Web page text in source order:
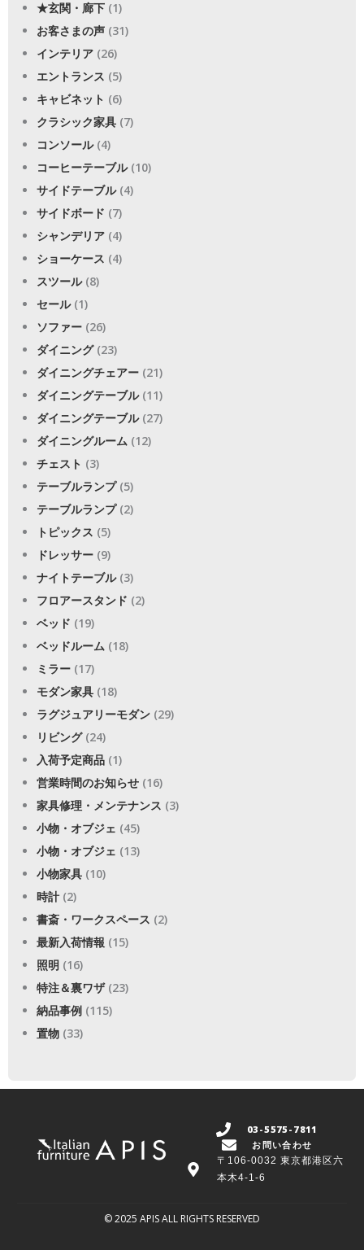
★玄関・廊下 (1)
お客さまの声 (31)
インテリア (26)
エントランス (5)
キャビネット (6)
クラシック家具 (7)
コンソール(4)
コーヒーテーブル(10)
サイドテーブル(4)
サイドボード (7)
シャンデリア (4)
ショーケース (4)
スツール(8)
セール(1)
ソファー (26)
ダイニング(23)
ダイニングチェアー (21)
ダイニングテーブル(11)
ダイニングテーブル(27)
ダイニングルーム (12)
チェスト (3)
テーブルランプ(5)
テーブルランプ(2)
トピックス (5)
ドレッサー (9)
ナイトテーブル(3)
フロアースタンド (2)
ベッド (19)
ベッドルーム (18)
ミラー (17)
モダン家具 (18)
ラグジュアリーモダン (29)
リビング(24)
入荷予定商品 (1)
営業時間のお知らせ (16)
家具修理・メンテナンス (3)
小物・オブジェ (45)
小物・オブジェ (13)
小物家具 (10)
時計 (2)
書斎・ワークスペース (2)
最新入荷情報 (15)
照明 (16)
特注＆裏ワザ(23)
納品事例 (115)
置物 (33)
03-5575-7811
お問い合わせ
〒106-0032 東京都港区六
本木4-1-6
© 2025 APIS ALL RIGHTS RESERVED